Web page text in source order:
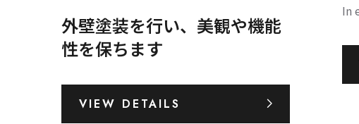
外壁塗装を行い、美観や機能
性を保ちます
VIEW DETAILS
In